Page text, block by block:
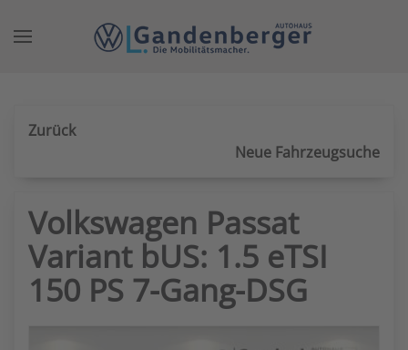
Zurück
Neue Fahrzeugsuche
Volkswagen Passat
Variant bUS: 1.5 eTSI
150 PS 7-Gang-DSG